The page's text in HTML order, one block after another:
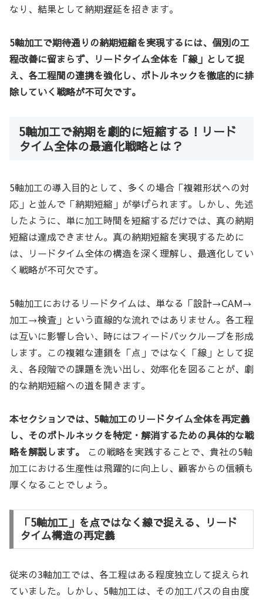
なり、結果として納期遅延を招きます。
5軸加工で期待通りの納期短縮を実現するには、個別の工
程改善に留まらず、リードタイム全体を「線」として捉
え、各工程間の連携を強化し、ボトルネックを徹底的に排
除していく戦略が不可欠です。
5軸加工で納期を劇的に短縮する！リード
タイム全体の最適化戦略とは？
5軸加工の導入目的として、多くの場合「複雑形状への対
応」と並んで「納期短縮」が挙げられます。しかし、先述
したように、単に加工時間を短縮するだけでは、真の納期
短縮は達成できません。真の納期短縮を実現するために
は、リードタイム全体の構造を深く理解し、最適化してい
く戦略が不可欠です。
5軸加工におけるリードタイムは、単なる「設計→CAM→
加工→検査」という直線的な流れではありません。各工程
は互いに影響し合い、時にはフィードバックループを形成
します。この複雑な連鎖を「点」ではなく「線」として捉
え、各段階での課題を洗い出し、効率化を図ることが、劇
的な納期短縮への道を開きます。
本セクションでは、5軸加工のリードタイム全体を再定義
し、そのボトルネックを特定・解消するための具体的な戦
略を解説します。
この戦略を実践することで、貴社の5軸
加工における生産性は飛躍的に向上し、顧客からの信頼も
厚くなることでしょう。
「5軸加工」を点ではなく線で捉える、リード
タイム構造の再定義
従来の3軸加工では、各工程はある程度独立して捉えられ
ていました。しかし、5軸加工は、その加工パスの自由度